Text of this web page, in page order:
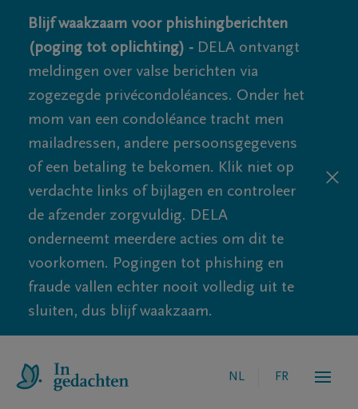
Blijf waakzaam voor phishingberichten
(poging tot oplichting) - DELA ontvangt
meldingen over valse berichten via
zogezegde privécondoléances. Onder het
mom van een condoléance tracht men
mailadressen, andere persoonsgegevens
of een betaling te bekomen. Klik niet op
verdachte links of bijlagen en controleer
de afzender zorgvuldig. DELA
onderneemt meerdere acties om dit te
voorkomen. Pogingen tot phishing en
fraude vallen echter nooit volledig uit te
sluiten, dus blijf waakzaam.
NL FR